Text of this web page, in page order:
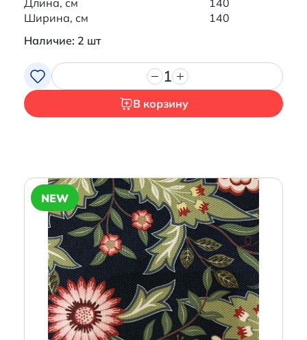
Длина, см
140
Ширина, см
140
Наличие: 2 шт
1
В корзину
NEW